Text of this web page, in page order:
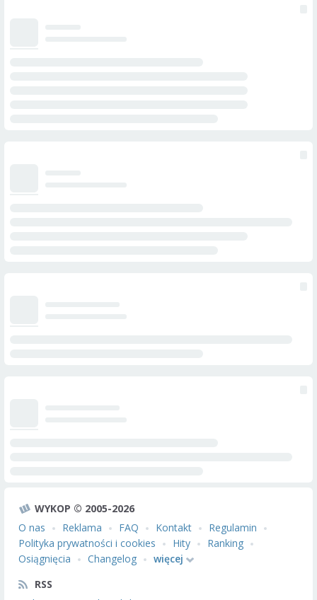
WYKOP © 2005-2026
O nas
Reklama FAQ Kontakt
Regulamin
Polityka prywatności i cookies
Hity
Ranking
Osiągnięcia
Changelog
więcej
RSS